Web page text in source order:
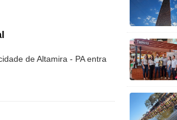
de Altamira - PA entra